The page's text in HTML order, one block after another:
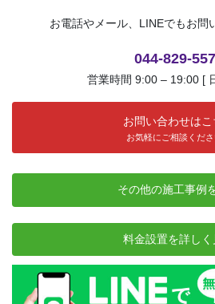
お電話やメール、LINEでもお問
044-829-
営業時間 9:00 – 19:00 [
お問い合わせはこ
お気軽にご相談くださ
その他の施工事例
料金設置を詳しく